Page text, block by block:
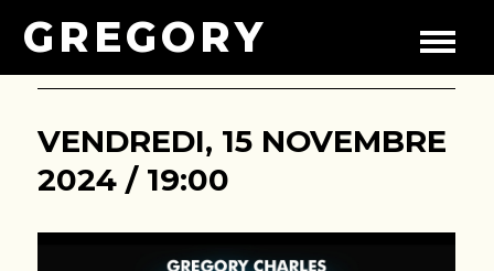
GREGORY
VENDREDI, 15 NOVEMBRE
2024 / 19:00